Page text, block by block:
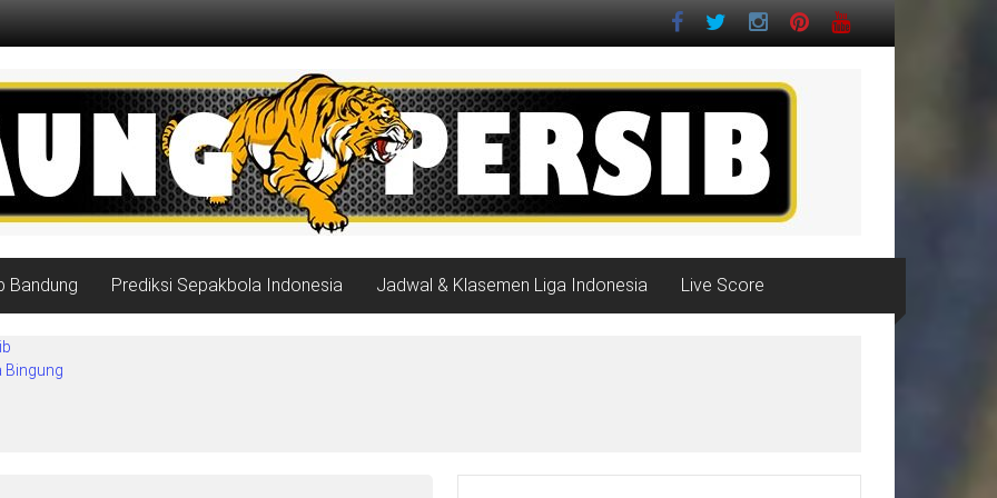
Bandung Prediksi Sepakbola Indonesia Jadwal & Klasemen Liga Indonesia Live Score
Bingung